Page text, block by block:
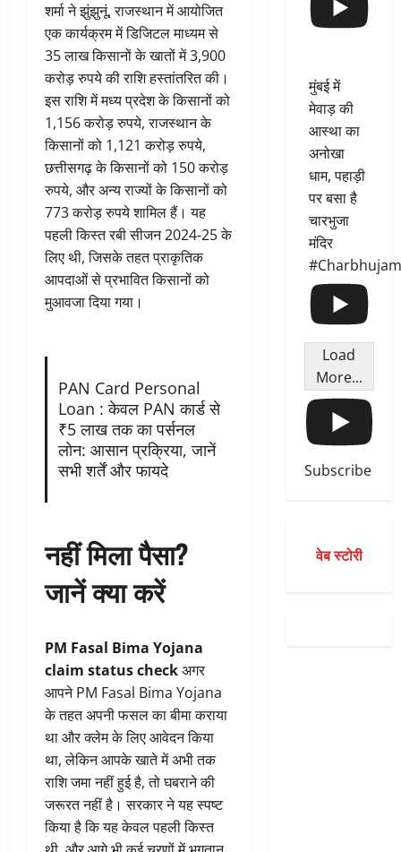
शर्मा ने झुंझुनूं, राजस्थान में आयोजित
एक कार्यक्रम में डिजिटल माध्यम से
35 लाख किसानों के खातों में 3,900
करोड़ रुपये की राशि हस्तांतरित की।
इस राशि में मध्य प्रदेश के किसानों को
1,156 करोड़ रुपये, राजस्थान के
किसानों को 1,121 करोड़ रुपये,
छत्तीसगढ़ के किसानों को 150 करोड़
रुपये, और अन्य राज्यों के किसानों को
773 करोड़ रुपये शामिल हैं। यह
पहली किस्त रबी सीजन 2024-25 के
लिए थी, जिसके तहत प्राकृतिक
आपदाओं से प्रभावित किसानों को
मुआवजा दिया गया।
PAN Card Personal
Loan : केवल PAN कार्ड से
₹5 लाख तक का पर्सनल
लोन: आसान प्रक्रिया, जानें
सभी शर्तें और फायदे
नहीं मिला पैसा?
जानें क्या करें
PM Fasal Bima Yojana
claim status checkअगर
आपने PM Fasal Bima Yojana
के तहत अपनी फसल का बीमा कराया
था और क्लेम के लिए आवेदन किया
था, लेकिन आपके खाते में अभी तक
राशि जमा नहीं हुई है, तो घबराने की
जरूरत नहीं है। सरकार ने यह स्पष्ट
किया है कि यह केवल पहली किस्त
मुंबई में
मेवाड़ की
आस्था का
अनोखा
धाम, पहाड़ी
पर बसा है
चारभुजा
मंदिर
Load
More...
Subscribe
वेब स्टोरी